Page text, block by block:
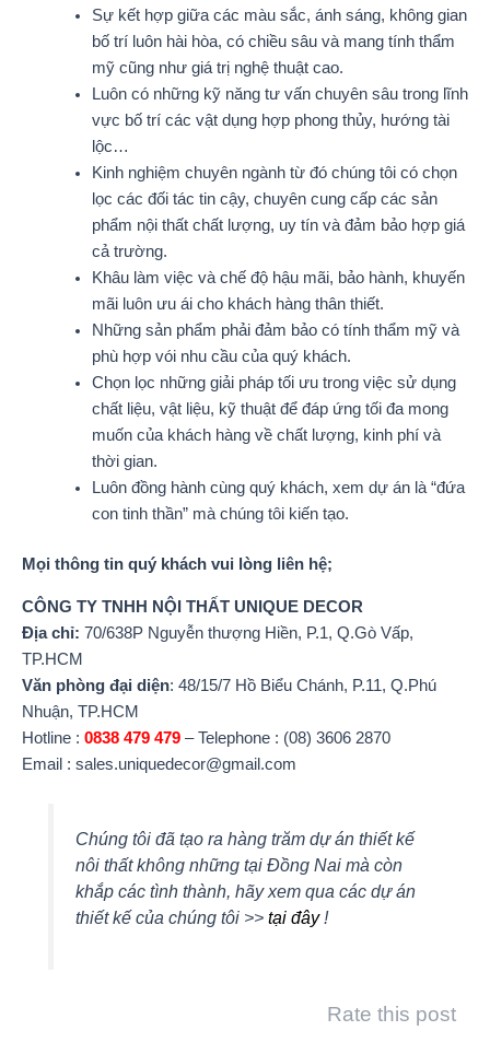
Sự kết hợp giữa các màu sắc, ánh sáng, không gian
bố trí luôn hài hòa, có chiều sâu và mang tính thẩm
mỹ cũng như giá trị nghệ thuật cao.
Luôn có những kỹ năng tư vấn chuyên sâu trong lĩnh
vực bố trí các vật dụng hợp phong thủy, hướng tài
lộc…
Kinh nghiệm chuyên ngành từ đó chúng tôi có chọn
lọc các đối tác tin cậy, chuyên cung cấp các sản
phẩm nội thất chất lượng, uy tín và đảm bảo hợp giá
cả trường.
Khâu làm việc và chế độ hậu mãi, bảo hành, khuyến
mãi luôn ưu ái cho khách hàng thân thiết.
Những sản phẩm phải đảm bảo có tính thẩm mỹ và
phù hợp vói nhu cầu của quý khách.
Chọn lọc những giải pháp tối ưu trong việc sử dụng
chất liệu, vật liệu, kỹ thuật để đáp ứng tối đa mong
muốn của khách hàng về chất lượng, kinh phí và
thời gian.
Luôn đồng hành cùng quý khách, xem dự án là “đứa
con tinh thần” mà chúng tôi kiến tạo.
Mọi thông tin quý khách vui lòng liên hệ;
CÔNG TY TNHH NỘI THẤT UNIQUE DECOR
Địa chỉ: 70/638P Nguyễn thượng Hiền, P.1, Q.Gò Vấp,
TP.HCM
Văn phòng đại diện: 48/15/7 Hồ Biểu Chánh, P.11, Q.Phú
Nhuận, TP.HCM
Hotline : 0838 479 479 – Telephone : (08) 3606 2870
Email : sales.uniquedecor@gmail.com
Chúng tôi đã tạo ra hàng trăm dự án thiết kế
nôi thất không những tại Đồng Nai mà còn
khắp các tình thành, hãy xem qua các dự án
thiết kế của chúng tôi >>tại đây!
Rate this post